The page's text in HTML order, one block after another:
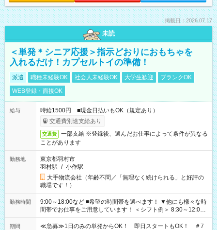
掲載日：2026.07.17
未読
＜単発＊シニア応援＞指示どおりにおもちゃを
入れるだけ！カプセルトイの準備！
派遣 職種未経験OK 社会人未経験OK 大学生歓迎
ブランクOK
WEB登録・面接OK
給与
時給1500円 ■現金日払いもOK（規定あり）
交通費別途支給あり
交通費
一部支給 ※登録後、選んだお仕事によって条件が異なる
ことがあります
勤務地
東京都羽村市
羽村駅 / 小作駅
大手物流会社（年齢不問／「無理なく続けられる」と好評の
職場です！）
勤務時間
9:00～18:00など ■希望の時間帯を選べます！ ▼他にも様々な時
間帯でお仕事をご用意しています！ ＜シフト例＞ 8:30～12:00
17:00～22:00 13:00～22:00 22:00～翌6:00 など
期間
≪急募≫1日のみの単発からOK！ 即日スタートもOK！ ＃7